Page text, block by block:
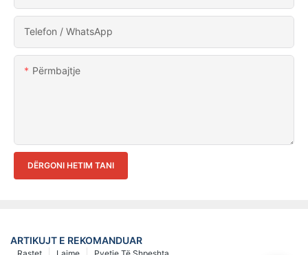
Telefon / WhatsApp
Përmbajtje
DËRGONI HETIM TANI
ARTIKUJT E REKOMANDUAR